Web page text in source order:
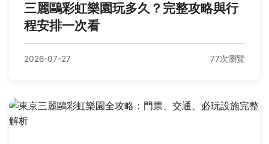
三麗鷗彩虹樂園玩多久？完整攻略與行
程安排一次看
2026-07-27 77次瀏覽